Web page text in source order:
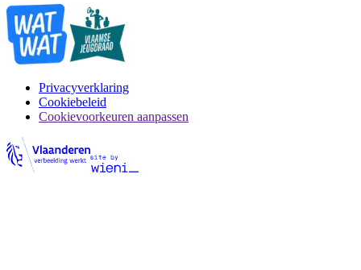
Privacyverklaring
Cookiebeleid
Cookievoorkeuren aanpassen